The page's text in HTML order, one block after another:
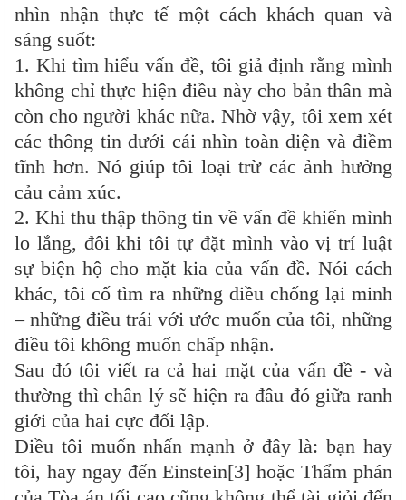
nhìn nhận thực tế một cách khách quan và
sáng suốt:
1. Khi tìm hiểu vấn đề, tôi giả định rằng mình
không chỉ thực hiện điều này cho bản thân mà
còn cho người khác nữa. Nhờ vậy, tôi xem xét
các thông tin dưới cái nhìn toàn diện và điềm
tĩnh hơn. Nó giúp tôi loại trừ các ảnh hưởng
cảu cảm xúc.
2. Khi thu thập thông tin về vấn đề khiến mình
lo lắng, đôi khi tôi tự đặt mình vào vị trí luật
sự biện hộ cho mặt kia của vấn đề. Nói cách
khác, tôi cố tìm ra những điều chống lại minh
– những điều trái với ước muốn của tôi, những
điều tôi không muốn chấp nhận.
Sau đó tôi viết ra cả hai mặt của vấn đề - và
thường thì chân lý sẽ hiện ra đâu đó giữa ranh
giới của hai cực đối lập.
Điều tôi muốn nhấn mạnh ở đây là: bạn hay
tôi, hay ngay đến Einstein[3] hoặc Thẩm phán